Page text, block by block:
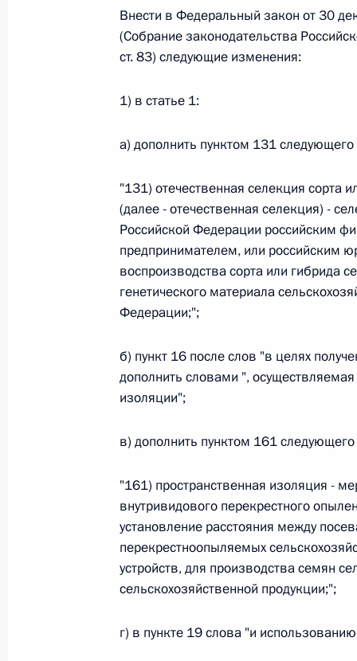
Федеральный закон от
кодекса Российской Федерации
Федеральный закон от
О внесении изменений в Трудовой
26 июля 2026 года
Федеральный закон от
О внесении изменений в Федеральный
26 июля 2026 года
Федеральный закон от
О внесении изменения в статью 2
26 июля 2026 года
Федеральный закон от
О внесении изменений в Уголовный
процессуального кодекса Российской
Внести в Федеральный закон от 30
(Собрание законодательства
ст. 83) следующие изменения:
1) в статье 1:
а) дополнить пунктом 131
"131) отечественная селекция сорта
(далее - отечественная селекция) -
Российской Федерации российским
предпринимателем, или российским
воспроизводства сорта или гибрида
генетического материала
Федерации;";
б) пункт 16 после слов "в целях
дополнить словами ",
изоляции";
в) дополнить пунктом 161
"161) пространственная изоляция -
внутривидового перекрестного
установление расстояния между
перекрестноопыляемых
устройств, для производства семян
сельскохозяйственной продукции;";
г) в пункте 19 слова "и